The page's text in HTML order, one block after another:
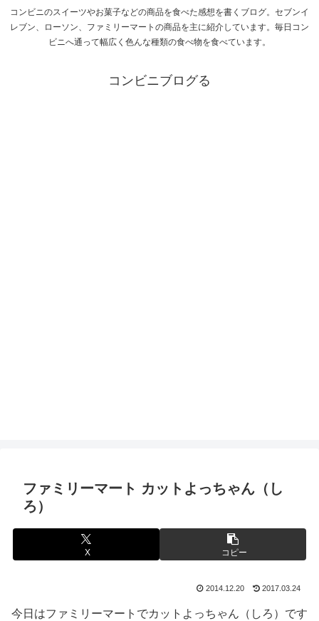
コンビニのスイーツやお菓子などの商品を食べた感想を書くブログ。セブンイ
レブン、ローソン、ファミリーマートの商品を主に紹介しています。毎日コン
ビニへ通って幅広く色んな種類の食べ物を食べています。
コンビニブログる
ファミリーマート カットよっちゃん（し
ろ）
X コピー
2014.12.20 2017.03.24
今日はファミリーマートでカットよっちゃん（しろ）です